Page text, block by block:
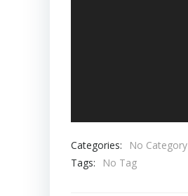
Categories:
No Category
Tags:
No Tag